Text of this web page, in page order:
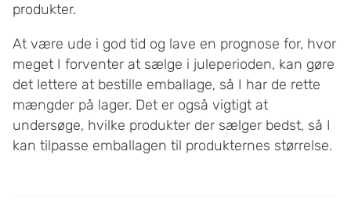
produkter.
At være ude i god tid og lave en prognose for, hvor
meget I forventer at sælge i juleperioden, kan gøre
det lettere at bestille emballage, så I har de rette
mængder på lager. Det er også vigtigt at
undersøge, hvilke produkter der sælger bedst, så I
kan tilpasse emballagen til produkternes størrelse.